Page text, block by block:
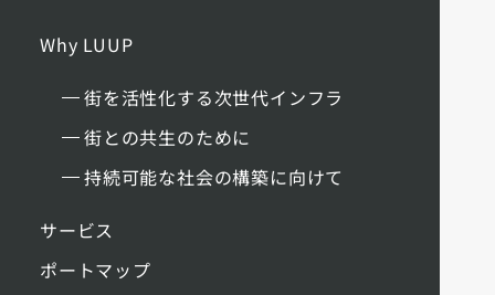
Why LUUP
街を活性化する次世代インフラ
街との共生のために
持続可能な社会の構築に向けて
サービス
ポートマップ